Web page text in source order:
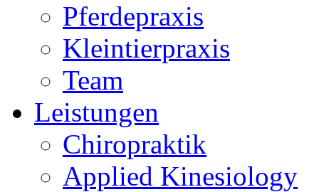
Pferdepraxis
Kleintierpraxis
Team
Leistungen
Chiropraktik
Applied Kinesiology